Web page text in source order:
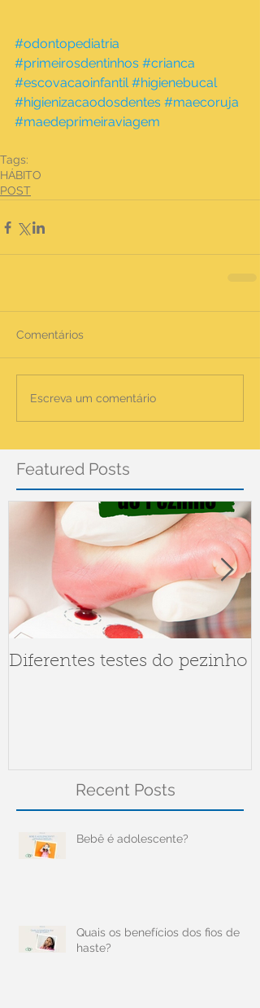
#odontopediatria
#primeirosdentinhos #crianca
#escovacaoinfantil #higienebucal
#higienizacaodosdentes #maecoruja
#maedeprimeiraviagem
Tags:
HÁBITO
POST
Comentários
Escreva um comentário
Featured Posts
Diferentes testes do pezinho
Recent Posts
Bebê é adolescente?
Quais os benefícios dos fios de
haste?